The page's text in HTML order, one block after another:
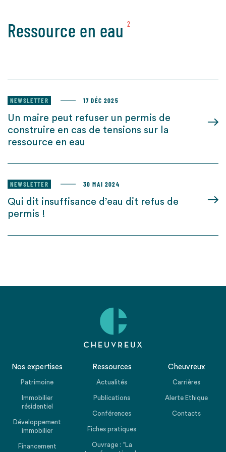
Ressource en eau 2
NEWSLETTER 17 DÉC 2025
Un maire peut refuser un permis de
construire en cas de tensions sur la
ressource en eau
NEWSLETTER 30 MAI 2024
Qui dit insuffisance d’eau dit refus de
permis !
Nos expertises
Patrimoine
Immobilier
résidentiel
Développement
immobilier
Financement
Ressources
Actualités
Publications
Conférences
Fiches pratiques
Ouvrage : “La
Cheuvreux
Carrières
Alerte Ethique
Contacts